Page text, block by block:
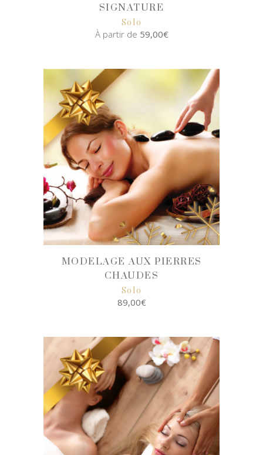
SIGNATURE
Solo
À partir de 59,00€
SELECT
OPTIONS
MODELAGE AUX PIERRES
CHAUDES
Solo
89,00€
SELECT
OPTIONS